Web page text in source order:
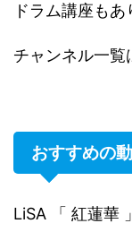
ドラム講座もあ
チャンネル一覧
おすすめの
LiSA 「 紅蓮華